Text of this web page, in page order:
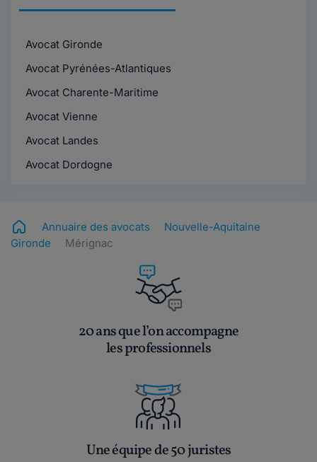
Avocat Gironde
Avocat Pyrénées-Atlantiques
Avocat Charente-Maritime
Avocat Vienne
Avocat Landes
Avocat Dordogne
Annuaire des avocats
Nouvelle-Aquitaine
Gironde
Mérignac
20 ans que l’on accompagne
les professionnels
Une équipe de 50 juristes